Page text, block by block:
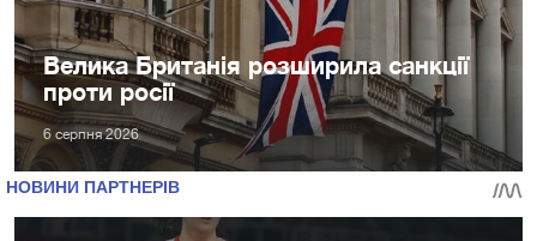
Велика Британія розширила санкції
проти росії
6 серпня 2026